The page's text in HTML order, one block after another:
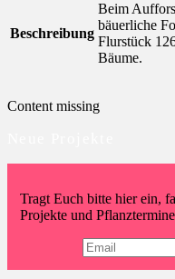
Beschreibung
Beim
bäuerliche
Flurstück
Bäume.
Content missing
Tragt Euch bitte hier ein,
Projekte und